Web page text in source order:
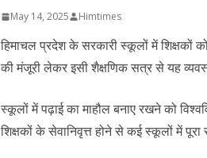
May 14, 2025 Himtimes
हिमाचल प्रदेश के सरकारी स्कूलों में शिक्षकों
की मंजूरी लेकर इसी शैक्षणिक सत्र से यह
स्कूलों में पढ़ाई का माहौल बनाए रखने को
शिक्षकों के सेवानिवृत्त होने से कई स्कूलों में